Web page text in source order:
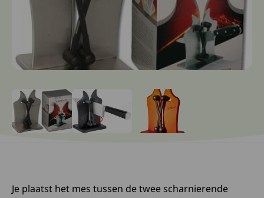
Ga naar slide: 0Ga naar slide: 1 Ga naar slide: 2
Je plaatst het mes tussen de twee scharnierende